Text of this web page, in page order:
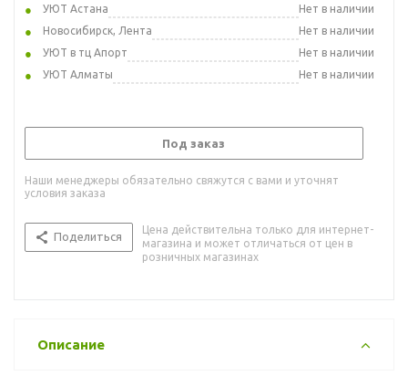
УЮТ Астана
Нет в наличии
Новосибирск, Лента
Нет в наличии
УЮТ в тц Апорт
Нет в наличии
УЮТ Алматы
Нет в наличии
Под заказ
Наши менеджеры обязательно свяжутся с вами и уточнят
условия заказа
Поделиться
Цена действительна только для интернет-
магазина и может отличаться от цен в
розничных магазинах
Описание